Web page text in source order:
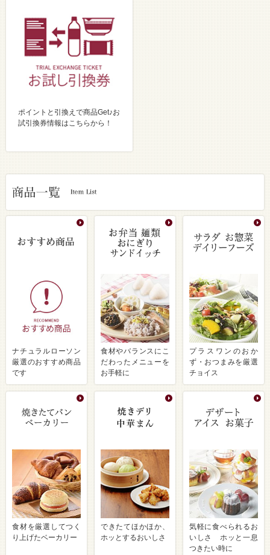
ポイントと引換えで商品Get♪お
試引換券情報はこちらから！
ナチュラルローソン
厳選のおすすめ商品
です
食材やバランスにこ
だわったメニューを
お手軽に
プラスワンのおか
ず・おつまみを厳選
チョイス
食材を厳選してつく
り上げたベーカリー
できたてほかほか、
ホッとするおいしさ
気軽に食べられるお
いしさ ホッと一息
つきたい時に